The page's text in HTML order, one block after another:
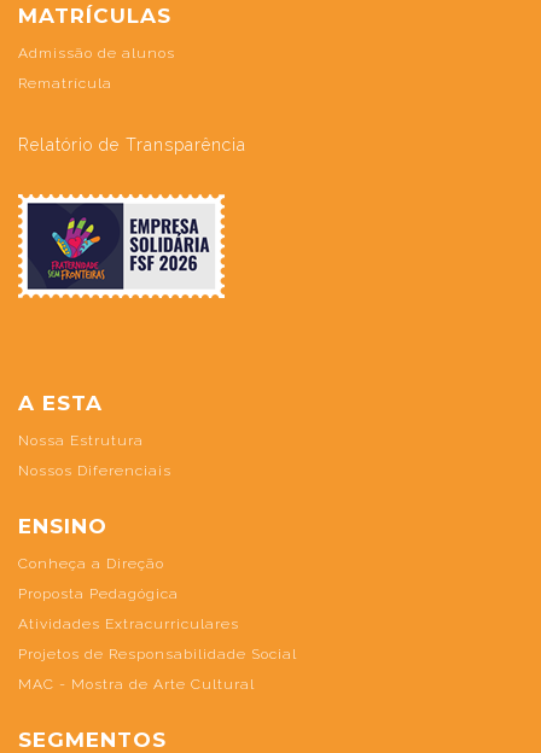
MATRÍCULAS
Admissão de alunos
Rematrícula
Relatório de Transparência
A ESTA
Nossa Estrutura
Nossos Diferenciais
ENSINO
Conheça a Direção
Proposta Pedagógica
Atividades Extracurriculares
Projetos de Responsabilidade Social
MAC - Mostra de Arte Cultural
SEGMENTOS